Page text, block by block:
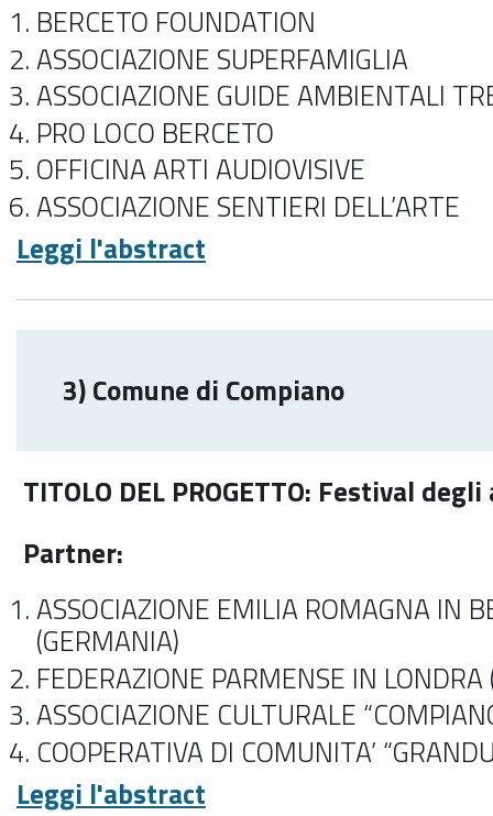
BERCETO FOUNDATION
ASSOCIAZIONE SUPERFAMIGLIA
ASSOCIAZIONE GUIDE AMBIENTALI
PRO LOCO BERCETO
OFFICINA ARTI AUDIOVISIVE
ASSOCIAZIONE SENTIERI DELL’ARTE
Leggi l'abstract
3) Comune di Compiano
TITOLO DEL PROGETTO: Festival
Partner:
ASSOCIAZIONE EMILIA ROMAGNA IN
(GERMANIA)
FEDERAZIONE PARMENSE IN LONDRA
ASSOCIAZIONE CULTURALE
COOPERATIVA DI COMUNITA’
Leggi l'abstract